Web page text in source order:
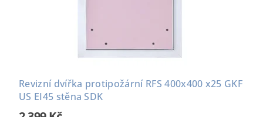
Revizní dvířka protipožární RFS 400x400 x25 GKF
US EI45 stěna SDK